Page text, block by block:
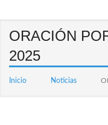
ORACIÓN
2025
Inicio Noticias